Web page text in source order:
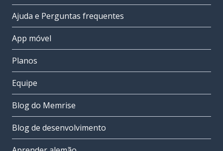
Ajuda e Perguntas frequentes
App móvel
Planos
Equipe
Blog do Memrise
Blog de desenvolvimento